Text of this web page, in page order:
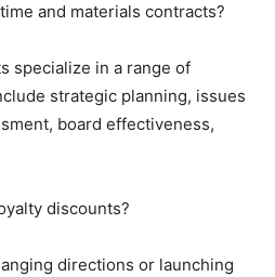
and materials contracts?
specialize in a range of
strategic planning, issues
board effectiveness,
discounts?
directions or launching